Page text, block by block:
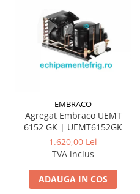
EMBRACO
Agregat Embraco UEMT
6152 GK | UEMT6152GK
1.620,00 Lei
TVA inclus
ADAUGA IN COS